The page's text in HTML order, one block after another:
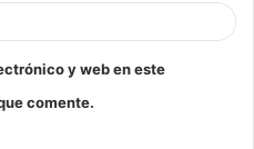
y web en este
comente.